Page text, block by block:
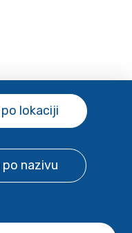
po lokaciji
po nazivu